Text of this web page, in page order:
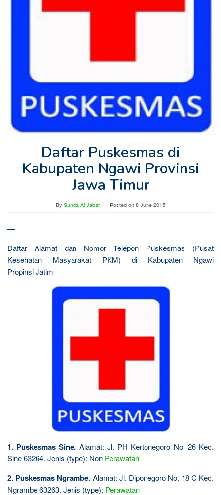
Daftar Puskesmas di
Kabupaten Ngawi Provinsi
Jawa Timur
By Sunda Al Jabar Posted on8 June 2015
—
Daftar Alamat dan Nomor Telepon Puskesmas (Pusat
Kesehatan Masyarakat PKM) di Kabupaten Ngawi
Propinsi Jatim
1. Puskesmas Sine. Alamat: Jl. PH Kertonegoro No. 26 Kec.
Sine 63264. Jenis (type): Non Perawatan
2. Puskesmas Ngrambe. Alamat: Jl. Diponegoro No. 18 C Kec.
Ngrambe 63263. Jenis (type): Perawatan